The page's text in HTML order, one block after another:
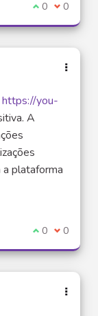
Je suis
0 Je ne
0
https://you-
A
plataforma
Je suis
0 Je ne
0